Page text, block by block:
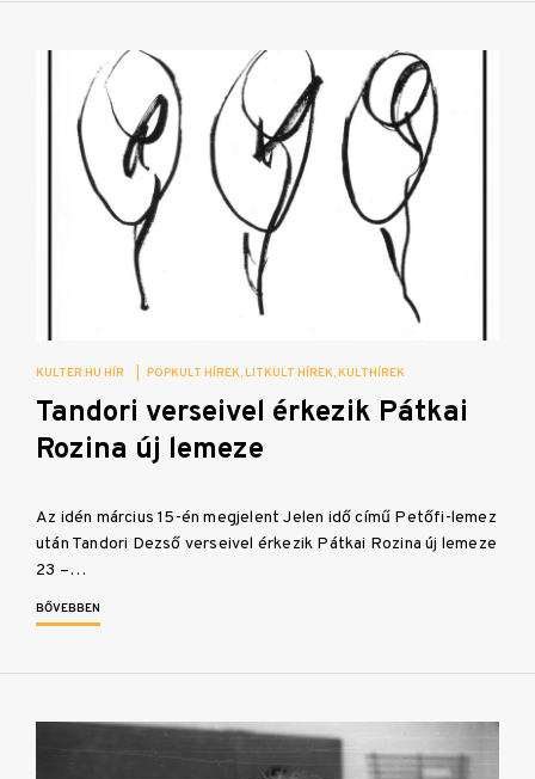
KULTER.HU HÍR POPKULT HÍREK LITKULT HÍREK KULTHÍREK
Tandori verseivel érkezik Pátkai
Rozina új lemeze
Az idén március 15-én megjelent Jelen idő című Petőfi-lemez
után Tandori Dezső verseivel érkezik Pátkai Rozina új lemeze
23 –…
BŐVEBBEN